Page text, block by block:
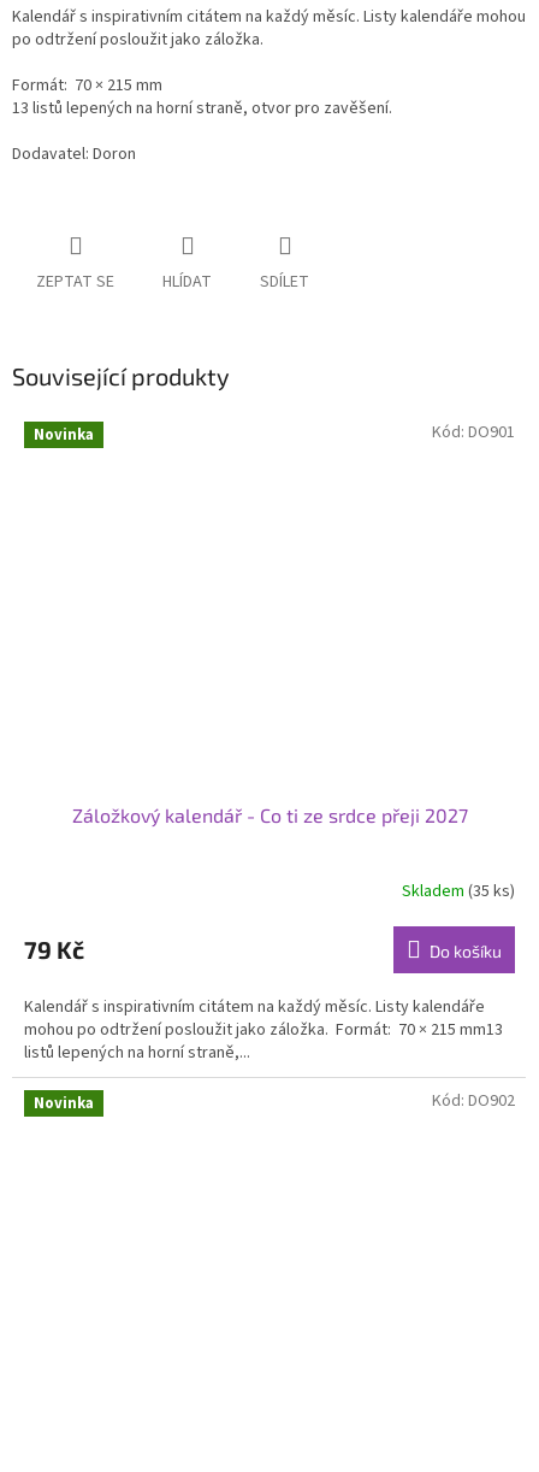
Kalendář s inspirativním citátem na každý měsíc. Listy kalendáře mohou
po odtržení posloužit jako záložka.
Formát: 70 × 215 mm
13 listů lepených na horní straně, otvor pro zavěšení.
Dodavatel: Doron
ZEPTAT SE HLÍDAT SDÍLET
Související produkty
Novinka
Záložkový kalendář - Co ti ze srdce přeji 2027
produktu
je
z
5
hvězdiček.
Skladem(35 ks)
79 Kč Do košíku
Kalendář s inspirativním citátem na každý měsíc. Listy kalendáře
mohou po odtržení posloužit jako záložka. Formát: 70 × 215 mm13
listů lepených na horní straně,...
Kód: DO901
Novinka Kód: DO902